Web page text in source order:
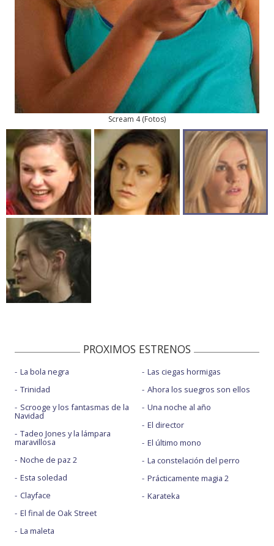
Scream 4(Fotos)
PROXIMOS ESTRENOS
La bola negra
Trinidad
Scrooge y los fantasmas de la
Navidad
Tadeo Jones y la lámpara
maravillosa
Noche de paz 2
Esta soledad
Clayface
El final de Oak Street
La maleta
Las ciegas hormigas
Ahora los suegros son ellos
Una noche al año
El director
El último mono
La constelación del perro
Prácticamente magia 2
Karateka